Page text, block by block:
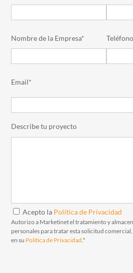
Nombre de la Empresa*
Email*
Describe tu proyecto
Acepto la Política de Privacidad
Autorizo a Marketinet el tratamiento y
personales para tratar esta solicitud
en su Política de Privacidad.*